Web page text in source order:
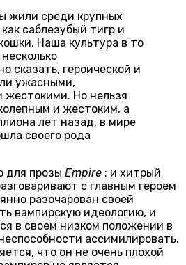
жили среди крупных
саблезубый тигр и
Наша культура в то
сказать, героической и
ужасными,
жестокими. Но нельзя
и жестоким, а
лет назад, в мире
своего рода
для прозы Empire : и хитрый
с главным героем
разочарован своей
вампирскую идеологию, и
в своем низком положении в
ассимилировать.
что он не очень плохой